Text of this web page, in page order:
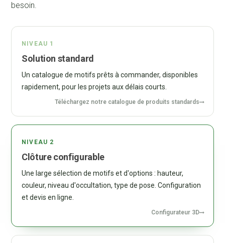
besoin.
NIVEAU 1
Solution standard
Un catalogue de motifs prêts à commander, disponibles
rapidement, pour les projets aux délais courts.
Téléchargez notre catalogue de produits standards
NIVEAU 2
Clôture configurable
Une large sélection de motifs et d'options : hauteur,
couleur, niveau d'occultation, type de pose. Configuration
et devis en ligne.
Configurateur 3D